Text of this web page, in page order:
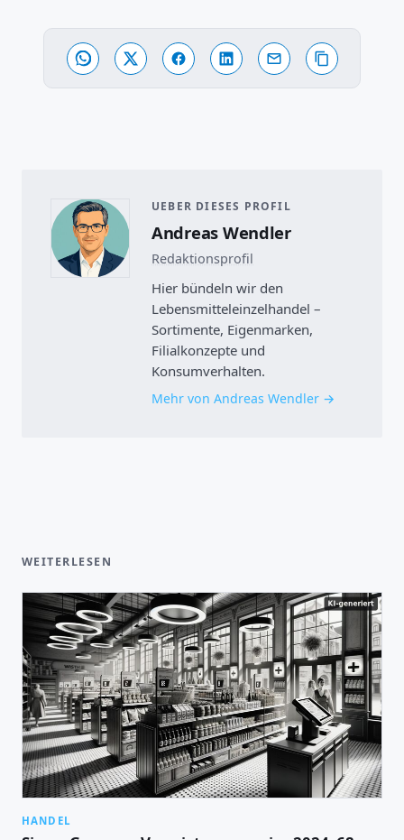
UEBER DIESES PROFIL
Andreas Wendler
Redaktionsprofil
Hier bündeln wir den
Lebensmitteleinzelhandel –
Sortimente, Eigenmarken,
Filialkonzepte und
Konsumverhalten.
Mehr von Andreas Wendler
WEITERLESEN
HANDEL